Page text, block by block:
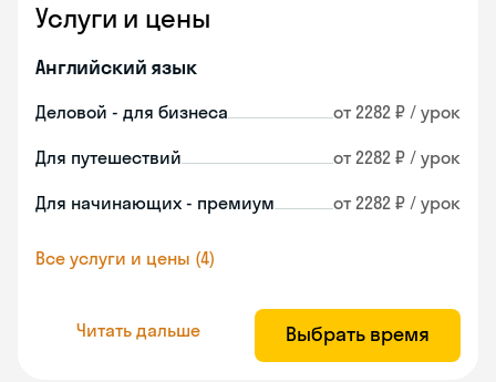
Услуги и цены
Английский язык
Деловой - для бизнеса от 2282 ₽ / урок
Для путешествий от 2282 ₽ / урок
Для начинающих - премиум от 2282 ₽ / урок
Все услуги и цены (4)
Читать дальше Выбрать время